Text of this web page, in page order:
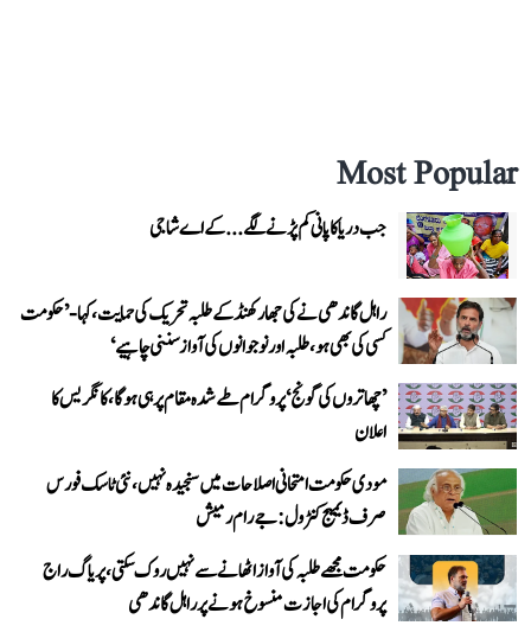
Most Popular
جب دریا کا پانی کم پڑنے لگے...کے اے شاجی
راہل گاندھی نے کی جھارکھنڈ کے طلبہ تحریک کی حمایت، کہا- ’حکومت
کسی کی بھی ہو، طلبہ اور نوجوانوں کی آواز سننی چاہیے‘
’چھاتروں کی گونج‘ پروگرام طے شدہ مقام پر ہی ہوگا، کانگریس کا
اعلان
مودی حکومت امتحانی اصلاحات میں سنجیدہ نہیں، نئی ٹاسک فورس
صرف ڈیمیج کنٹرول: جے رام رمیش
حکومت مجھے طلبہ کی آواز اٹھانے سے نہیں روک سکتی، پریاگ راج
پروگرام کی اجازت منسوخ ہونے پر راہل گاندھی